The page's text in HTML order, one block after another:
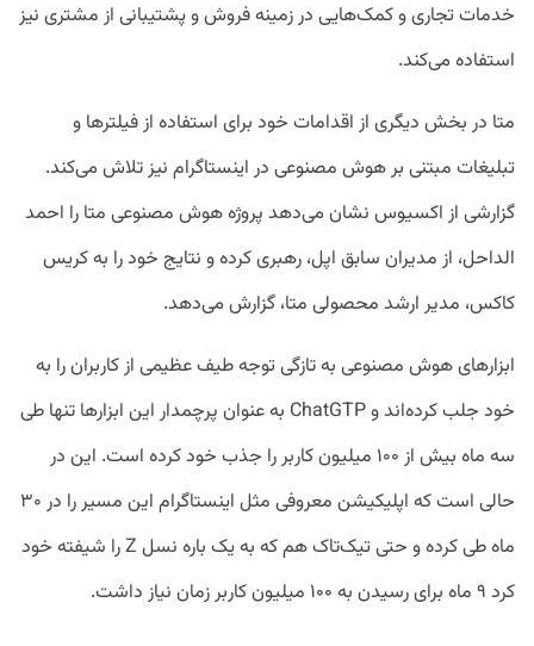
خدمات تجاری و کمک‌هایی در زمینه فروش و پشتیبانی از مشتری نیز
استفاده می‌کند.
متا در بخش دیگری از اقدامات خود برای استفاده از فیلتر‌ها و
تبلیغات مبتنی بر هوش مصنوعی در اینستاگرام نیز تلاش می‌کند.
گزارشی از اکسیوس نشان می‌دهد پروژه هوش مصنوعی متا را احمد
الداحل، از مدیران سابق اپل، رهبری کرده و نتایج خود را به کریس
کاکس،‌ مدیر ارشد محصولی متا، گزارش می‌دهد.
ابزارهای هوش مصنوعی به تازگی توجه طیف عظیمی از کاربران را به
خود جلب کرده‌اند و ChatGTP به عنوان پرچمدار این ابزارها تنها طی
سه ماه بیش از ۱۰۰ میلیون کاربر را جذب خود کرده است. این در
حالی است که اپلیکیشن معروفی مثل اینستاگرام این مسیر را در ۳۰
ماه طی کرده و حتی تیک‌تاک هم که به یک باره نسل Z را شیفته خود
کرد ۹ ماه برای رسیدن به ۱۰۰ میلیون کاربر زمان نیاز داشت.